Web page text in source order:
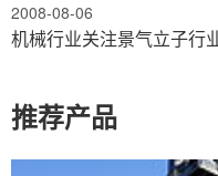
2008-08-06
机械行业关注景气立子行
推荐产品